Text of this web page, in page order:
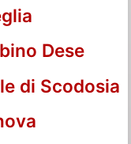
Dese
di Scodosia